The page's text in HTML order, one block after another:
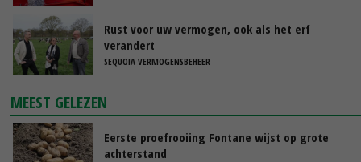
Rust voor uw vermogen, ook als het erf
verandert
SEQUOIA VERMOGENSBEHEER
MEEST GELEZEN
Eerste proefrooiing Fontane wijst op grote
achterstand